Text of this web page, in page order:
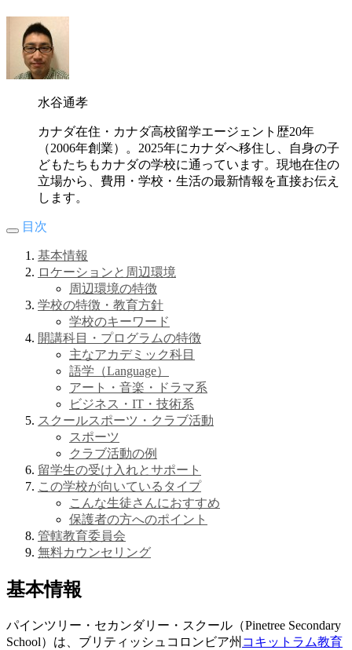
水谷通孝
カナダ在住・カナダ高校留学エージェント歴20年
（2006年創業）。2025年にカナダへ移住し、自身の子
どもたちもカナダの学校に通っています。現地在住の
立場から、費用・学校・生活の最新情報を直接お伝え
します。
目次
基本情報
ロケーションと周辺環境
周辺環境の特徴
学校の特徴・教育方針
学校のキーワード
開講科目・プログラムの特徴
主なアカデミック科目
語学（Language）
アート・音楽・ドラマ系
ビジネス・IT・技術系
スクールスポーツ・クラブ活動
スポーツ
クラブ活動の例
留学生の受け入れとサポート
この学校が向いているタイプ
こんな生徒さんにおすすめ
保護者の方へのポイント
管轄教育委員会
無料カウンセリング
基本情報
パインツリー・セカンダリー・スクール（Pinetree Secondary
School）は、ブリティッシュコロンビア州 コキットラム教育